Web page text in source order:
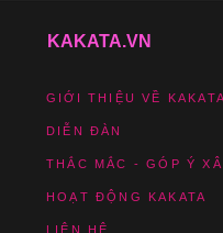
KAKATA.VN
GIỚI THIỆU VỀ KAKATA
DIỄN ĐÀN
THẮC MẮC - GÓP Ý
HOẠT ĐỘNG KAKATA
LIÊN HỆ